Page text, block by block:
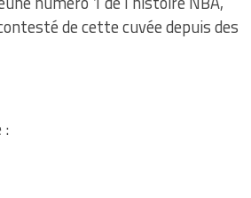
de cette cuvée depuis des
: